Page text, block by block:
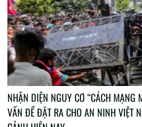
NHẬN DIỆN NGUY CƠ “CÁCH MẠNG
VẤN ĐỀ ĐẶT RA CHO AN NINH VIỆT